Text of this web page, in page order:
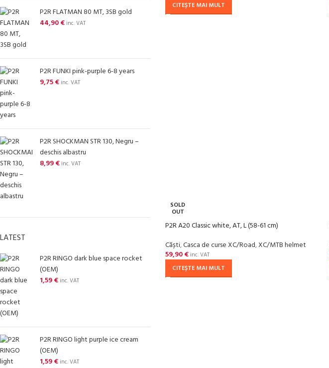
P2R FLATMAN 80 MT, 3SB gold
44,90€ inc. VAT
P2R FUNKI pink-purple 6-8 years
9,75€ inc. VAT
P2R SHOCKMAN STR 130, Negru –
deschis albastru
8,99€ inc. VAT
LATEST
P2R RINGO dark blue space rocket
(OEM)
1,59€ inc. VAT
P2R RINGO light purple ice cream
(OEM)
1,59€ inc. VAT
CITEȘTE MAI MULT
SOLD
OUT
P2R A20 Classic white, AT, L (58-61 cm)
Căști,Casca de curse XC/Road,XC/MTB helmet
59,90€ inc. VAT
CITEȘTE MAI MULT